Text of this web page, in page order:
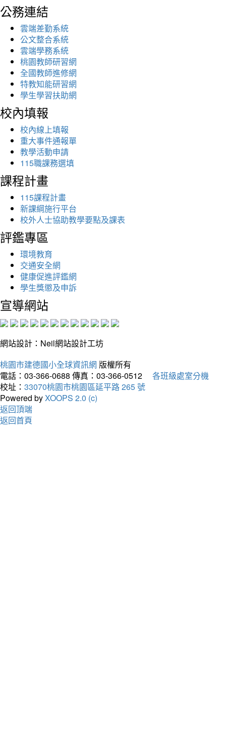
公務連結
雲端差勤系統
公文整合系統
雲端學務系統
桃園教師研習網
全國教師進修網
特教知能研習網
學生學習扶助網
校內填報
校內線上填報
重大事件通報單
教學活動申請
115職課務選填
課程計畫
115課程計畫
新課綱施行平台
校外人士協助教學要點及課表
評鑑專區
環境教育
交通安全網
健康促進評鑑網
學生獎懲及申訴
宣導網站
網站設計：Neil網站設計工坊
桃園市建德國小全球資訊網 版權所有
電話：03-366-0688 傳真：03-366-0512
各班級處室分機
校址： 33070桃園市桃園區延平路 265 號
Powered byXOOPS 2.0 (c)
返回頂端
返回首頁